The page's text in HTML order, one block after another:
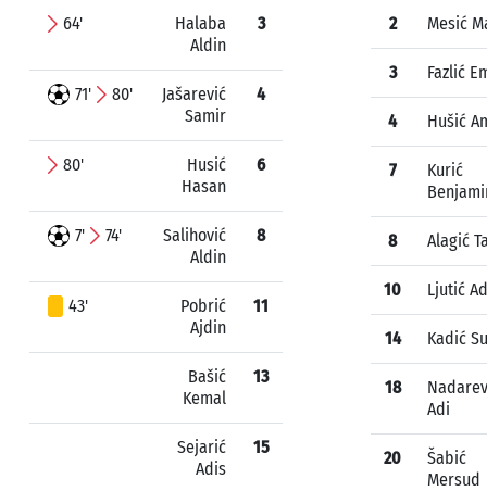
64'
Halaba
Aldin
3
71' 80'
Jašarević
Samir
4
80'
Husić
Hasan
6
7' 74'
Salihović
Aldin
8
43'
Pobrić
Ajdin
11
Bašić
Kemal
13
Sejarić
Adis
15
2 Mesić
3 Fazlić
4 Hušić
7
Kurić
8 Alagić
10 Ljutić
14 Kadić
18
Adi
20
Šabić
Mersud